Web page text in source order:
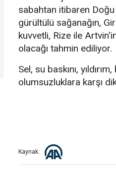
sabahtan itibaren
gürültülü sağanağın,
kuvvetli, Rize ile
olacağı tahmin ediliyor.
Sel, su baskını,
olumsuzluklara karşı
Kaynak: